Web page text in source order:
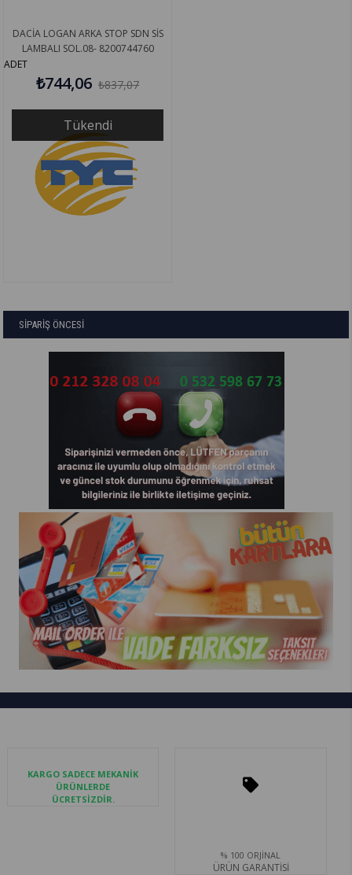
Tükendi
DACİA LOGAN ARKA STOP SDN SİS
LAMBALI SOL.08- 8200744760
ADET
₺744,06 ₺837,07
SİPARİŞ ÖNCESİ
KARGO SADECE MEKANİK
ÜRÜNLERDE
ÜCRETSİZDİR.
% 100 ORJİNAL
ÜRÜN GARANTİSİ